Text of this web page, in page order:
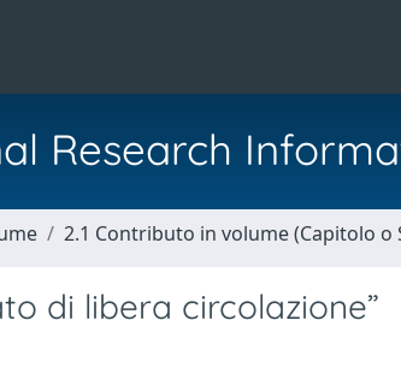
Research
2.1 Contributo in volume (Capitolo o
di libera circolazione”